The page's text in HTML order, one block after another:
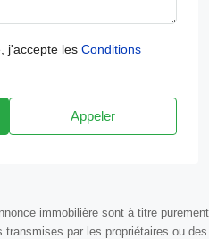
j'accepte les Conditions
Appeler
immobilière sont à titre purement
par les propriétaires ou des